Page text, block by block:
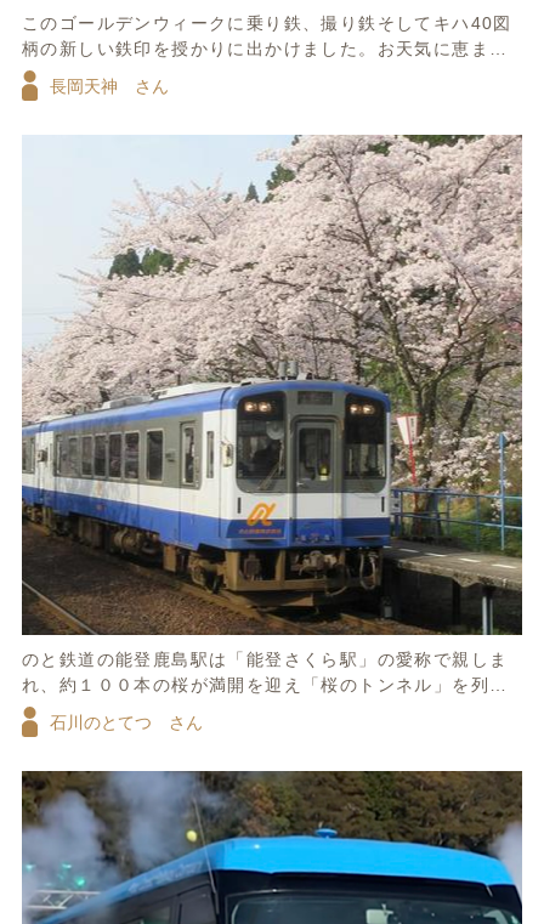
このゴールデンウィークに乗り鉄、撮り鉄そしてキハ40図
柄の新しい鉄印を授かりに出かけました。お天気に恵まれ
て何よりでした！
長岡天神 さん
のと鉄道の能登鹿島駅は「能登さくら駅」の愛称で親しま
れ、約１００本の桜が満開を迎え「桜のトンネル」を列車
が通過します。
石川のとてつ さん